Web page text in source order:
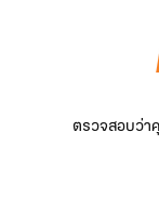
ตรวจสอบว่า